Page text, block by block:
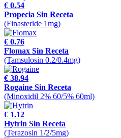
€ 0.54
Propecia Sin Receta
(Finasteride 1mg)
€ 0.76
Flomax Sin Receta
(Tamsulosin 0.2/0.4mg)
€ 38.94
Rogaine Sin Receta
(Minoxidil 2% 60/5% 60ml)
€ 1.12
Hytrin Sin Receta
(Terazosin 1/2/5mg)